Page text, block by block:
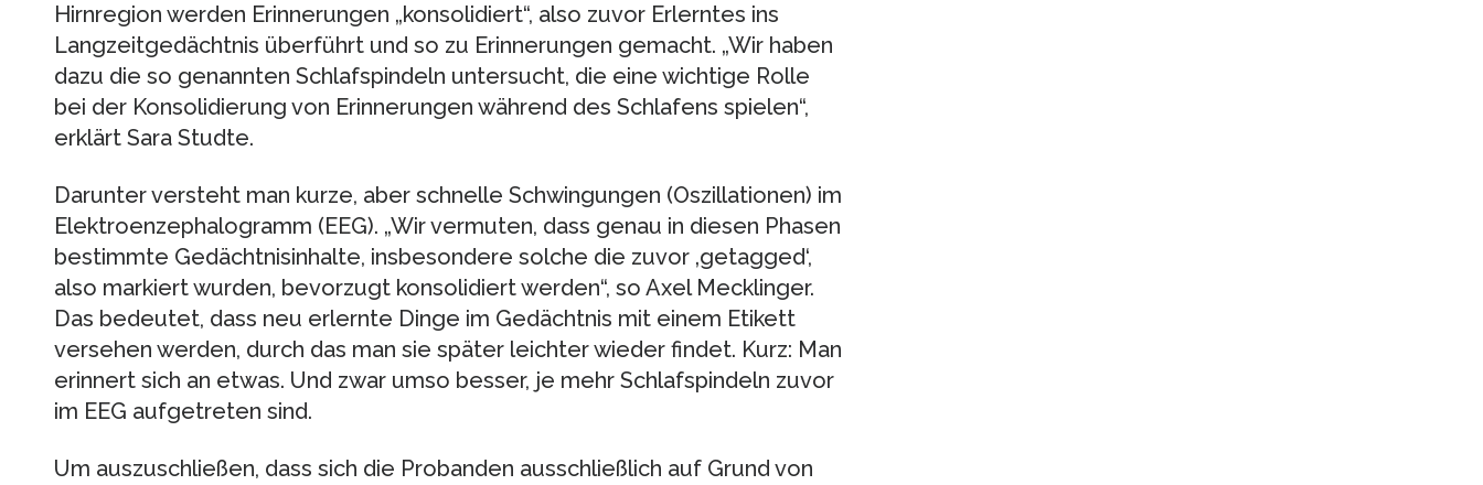
Hirnregion werden Erinnerungen „konsolidiert“, also zuvor Erlerntes ins
Langzeitgedächtnis überführt und so zu Erinnerungen gemacht. „Wir haben
dazu die so genannten Schlafspindeln untersucht, die eine wichtige Rolle
bei der Konsolidierung von Erinnerungen während des Schlafens spielen“,
erklärt Sara Studte.
Darunter versteht man kurze, aber schnelle Schwingungen (Oszillationen) im
Elektroenzephalogramm (EEG). „Wir vermuten, dass genau in diesen Phasen
bestimmte Gedächtnisinhalte, insbesondere solche die zuvor ‚getagged‘,
also markiert wurden, bevorzugt konsolidiert werden“, so Axel Mecklinger.
Das bedeutet, dass neu erlernte Dinge im Gedächtnis mit einem Etikett
versehen werden, durch das man sie später leichter wieder findet. Kurz: Man
erinnert sich an etwas. Und zwar umso besser, je mehr Schlafspindeln zuvor
im EEG aufgetreten sind.
Um auszuschließen, dass sich die Probanden ausschließlich auf Grund von